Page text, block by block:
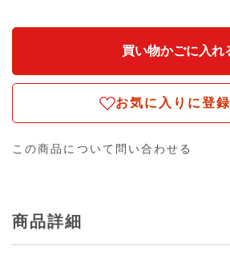
お気に入りに登
この商品について問い合わせる
商品詳細